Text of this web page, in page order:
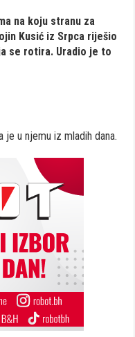
na koju stranu za
Kusić iz Srpca riješio
se rotira. Uradio je to
u njemu iz mladih dana.